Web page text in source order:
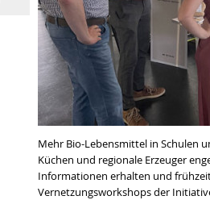
Mehr Bio-Lebensmittel in Schulen
Küchen und regionale Erzeuger
Informationen erhalten und
Vernetzungsworkshops der